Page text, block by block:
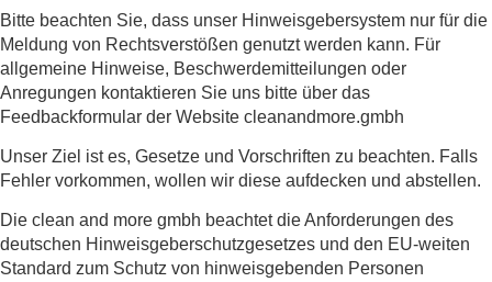
Bitte beachten Sie, dass unser Hinweisgebersystem nur für die
Meldung von Rechtsverstößen genutzt werden kann. Für
allgemeine Hinweise, Beschwerdemitteilungen oder
Anregungen kontaktieren Sie uns bitte über das
Feedbackformular der Website cleanandmore.gmbh
Unser Ziel ist es, Gesetze und Vorschriften zu beachten. Falls
Fehler vorkommen, wollen wir diese aufdecken und abstellen.
Die clean and more gmbh beachtet die Anforderungen des
deutschen Hinweisgeberschutzgesetzes und den EU-weiten
Standard zum Schutz von hinweisgebenden Personen